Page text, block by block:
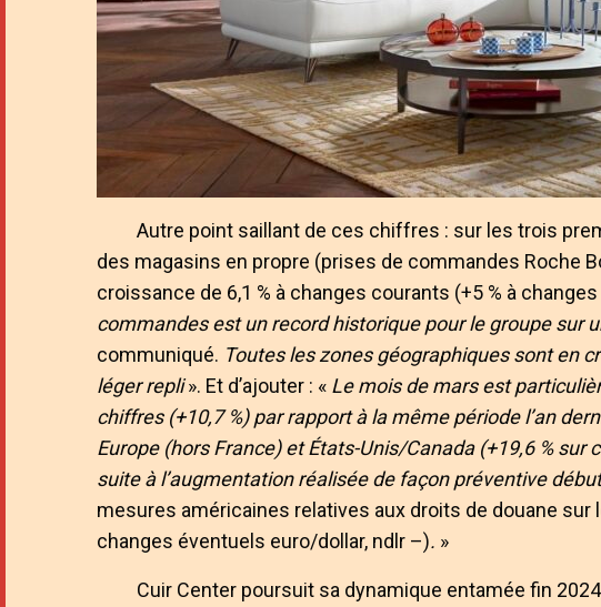
Autre point saillant de ces chiffres : sur les trois
des magasins en propre (prises de commandes Roche
croissance de 6,1 % à changes courants (+5 % à
commandes est un record historique pour le groupe sur
communiqué. Toutes les zones géographiques sont en
léger repli». Et d’ajouter : « Le mois de mars est
chiffres (+10,7 %) par rapport à la même période l’an
Europe (hors France) et États-Unis/Canada (+19,6 % sur
suite à l’augmentation réalisée de façon préventive
mesures américaines relatives aux droits de douane
changes éventuels euro/dollar, ndlr –). »
Cuir Center poursuit sa dynamique entamée fin